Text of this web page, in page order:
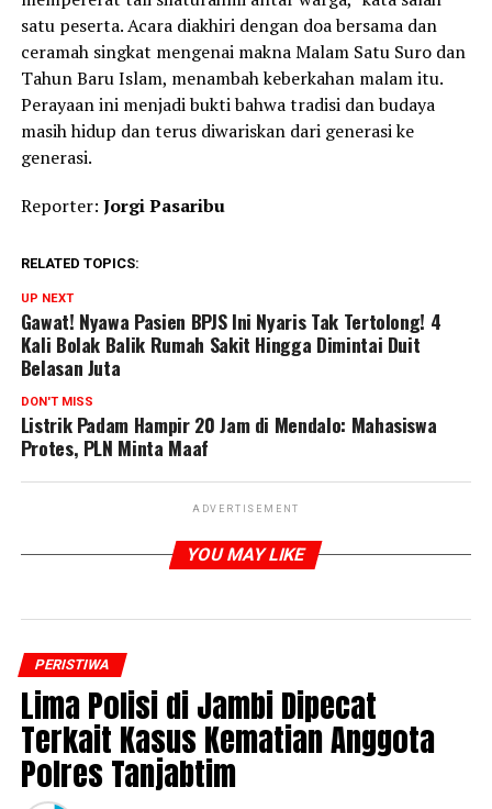
satu peserta. Acara diakhiri dengan doa bersama dan
ceramah singkat mengenai makna Malam Satu Suro dan
Tahun Baru Islam, menambah keberkahan malam itu.
Perayaan ini menjadi bukti bahwa tradisi dan budaya
masih hidup dan terus diwariskan dari generasi ke
generasi.
Reporter: Jorgi Pasaribu
RELATED TOPICS:
UP NEXT
Gawat! Nyawa Pasien BPJS Ini Nyaris Tak Tertolong! 4
Kali Bolak Balik Rumah Sakit Hingga Dimintai Duit
Belasan Juta
DON'T MISS
Listrik Padam Hampir 20 Jam di Mendalo: Mahasiswa
Protes, PLN Minta Maaf
ADVERTISEMENT
YOU MAY LIKE
PERISTIWA
Lima Polisi di Jambi Dipecat
Terkait Kasus Kematian Anggota
Polres Tanjabtim